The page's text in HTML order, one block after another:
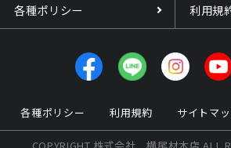
各種ポリシー 利用規
各種ポリシー 利用規約 サイトマ